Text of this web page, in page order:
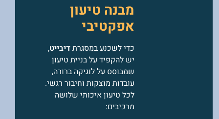
מבנה טיעון
אפקטיבי
כדי לשכנע במסגרתדיבייט,
יש להקפיד על בניית טיעון
שמבוסס על לוגיקה ברורה,
עובדות מוצקות וחיבור רגשי.
לכל טיעון איכותי שלושה
מרכיבים: